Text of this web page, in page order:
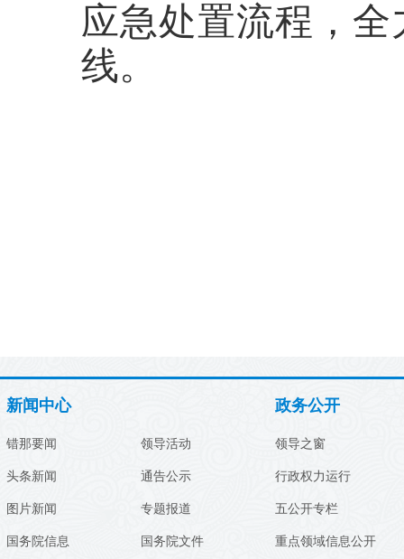
应急处置流程，
线。
新闻中心
错那要闻
头条新闻
图片新闻
国务院信息
领导活动
通告公示
专题报道
国务院文件
政务公开
领导之窗
行政权力运行
五公开专栏
重点领域信息公开